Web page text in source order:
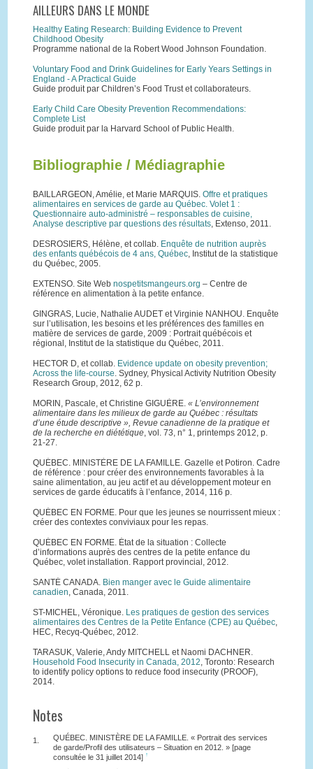
AILLEURS DANS LE MONDE
Healthy Eating Research: Building Evidence to Prevent
Childhood Obesity
Programme national de la Robert Wood Johnson Foundation.
Voluntary Food and Drink Guidelines for Early Years Settings in
England - A Practical Guide
Guide produit par Children’s Food Trust et collaborateurs.
Early Child Care Obesity Prevention Recommendations:
Complete List
Guide produit par la Harvard School of Public Health.
Bibliographie / Médiagraphie
BAILLARGEON, Amélie, et Marie MARQUIS. Offre et pratiques
alimentaires en services de garde au Québec. Volet 1 :
Questionnaire auto-administré – responsables de cuisine,
Analyse descriptive par questions des résultats, Extenso, 2011.
DESROSIERS, Hélène, et collab. Enquête de nutrition auprès
des enfants québécois de 4 ans, Québec, Institut de la statistique
du Québec, 2005.
EXTENSO. Site Web nospetitsmangeurs.org – Centre de
référence en alimentation à la petite enfance.
GINGRAS, Lucie, Nathalie AUDET et Virginie NANHOU. Enquête
sur l’utilisation, les besoins et les préférences des familles en
matière de services de garde, 2009 : Portrait québécois et
régional, Institut de la statistique du Québec, 2011.
HECTOR D, et collab. Evidence update on obesity prevention;
Across the life-course. Sydney, Physical Activity Nutrition Obesity
Research Group, 2012, 62 p.
MORIN, Pascale, et Christine GIGUÈRE. « L’environnement
alimentaire dans les milieux de garde au Québec : résultats
d’une étude descriptive », Revue canadienne de la pratique et
de la recherche en diététique, vol. 73, n° 1, printemps 2012, p.
21-27.
QUÉBEC. MINISTÈRE DE LA FAMILLE. Gazelle et Potiron. Cadre
de référence : pour créer des environnements favorables à la
saine alimentation, au jeu actif et au développement moteur en
services de garde éducatifs à l’enfance, 2014, 116 p.
QUÉBEC EN FORME. Pour que les jeunes se nourrissent mieux :
créer des contextes conviviaux pour les repas.
QUÉBEC EN FORME. État de la situation : Collecte
d’informations auprès des centres de la petite enfance du
Québec, volet installation. Rapport provincial, 2012.
SANTÉ CANADA. Bien manger avec le Guide alimentaire
canadien, Canada, 2011.
ST-MICHEL, Véronique. Les pratiques de gestion des services
alimentaires des Centres de la Petite Enfance (CPE) au Québec,
HEC, Recyq-Québec, 2012.
TARASUK, Valerie, Andy MITCHELL et Naomi DACHNER.
Household Food Insecurity in Canada, 2012, Toronto: Research
to identify policy options to reduce food insecurity (PROOF),
2014.
Notes
1.
QUÉBEC. MINISTÈRE DE LA FAMILLE. « Portrait des services
de garde/Profil des utilisateurs – Situation en 2012. » [page
consultée le 31 juillet 2014] ↑